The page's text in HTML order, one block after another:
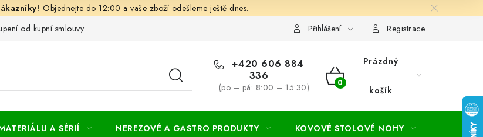
Objednejte do 12:00 a vaše zboží odešleme ještě dnes.
od kupní smlouvy Obchodní a dodací podmínky Ochrana osobních údajú
Přihlášení Registrace
+420 606 884
336
(po – pá: 8:00 – 15:30)
NÁKUPNÍ
Prázdný
košík
A SÉRIÍ NEREZOVÉ A GASTRO PRODUKTY KOVOVÉ STOLOVÉ NOHY